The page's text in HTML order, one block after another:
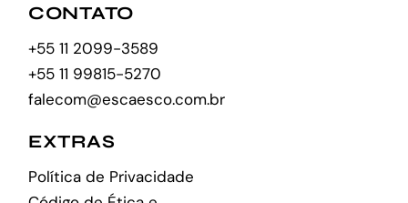
CONTATO
+55 11 2099-3589
+55 11 99815-5270
falecom@escaesco.com.br
EXTRAS
Política de Privacidade